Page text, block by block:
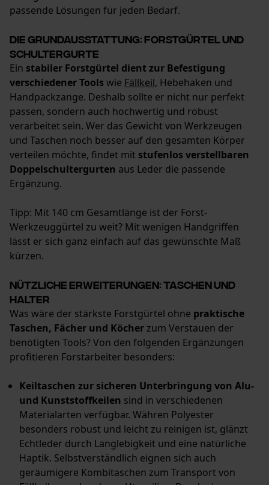
passende Lösungen für jeden Bedarf.
Die Grundausstattung: Forstgürtel und
Schultergurte
Ein stabiler Forstgürtel dient zur Befestigung
verschiedener Tools wie Fällkeil, Hebehaken und
Handpackzange. Deshalb sollte er nicht nur perfekt
passen, sondern auch hochwertig und robust
verarbeitet sein. Wer das Gewicht von Werkzeugen
und Taschen noch besser auf den gesamten Körper
verteilen möchte, findet mit stufenlos verstellbaren
Doppelschultergurten aus Leder die passende
Ergänzung.
Tipp: Mit 140 cm Gesamtlänge ist der Forst-
Werkzeuggürtel zu weit? Mit wenigen Handgriffen
lässt er sich ganz einfach auf das gewünschte Maß
kürzen.
Nützliche Erweiterungen: Taschen und
Halter
Was wäre der stärkste Forstgürtel ohne praktische
Taschen, Fächer und Köcherzum Verstauen der
benötigten Tools? Von den folgenden Ergänzungen
profitieren Forstarbeiter besonders:
Keiltaschen zur sicheren Unterbringung von Alu-
und Kunststoffkeilen sind in verschiedenen
Materialarten verfügbar. Währen Polyester
besonders robust und leicht zu reinigen ist, glänzt
Echtleder durch Langlebigkeit und eine natürliche
Haptik. Selbstverständlich eignen sich auch
geräumigere Kombitaschen zum Transport von
Prüfung setzen von Cookies
Session ID
Speichern der Auswahl zur
Datenverarbeitung
Econda Tag Manager
Statistik Cookies
Fact-Finder Tracking
Funktionale Cookies
Loop54 Personalization
Personalisierte Startseite
Gespeicherter Warenkorb
Persönliche Begrüßung
Geo-IP und User Detection